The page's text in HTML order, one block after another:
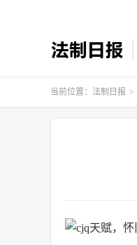
当前位置： 法制日报 >